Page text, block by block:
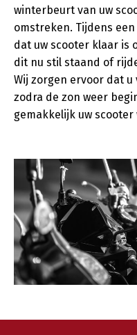
winterbeurt van uw
omstreken. Tijdens
dat uw scooter klaar is
dit nu stil staand of
Wij zorgen ervoor dat
zodra de zon weer
gemakkelijk uw